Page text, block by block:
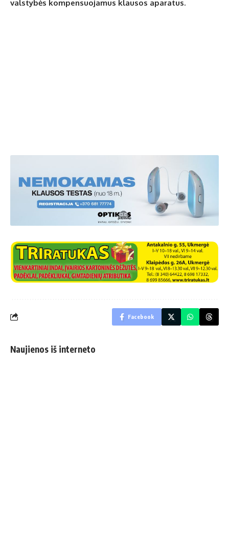
valstybės kompensuojamus klausos aparatus.
Facebook
Naujienos iš interneto